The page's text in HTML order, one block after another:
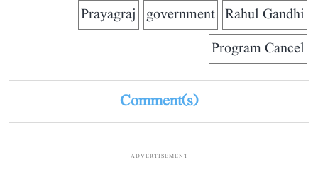
Rahul Gandhi
government
Prayagraj
Program Cancel
Comment(s)
ADVERTISEMENT